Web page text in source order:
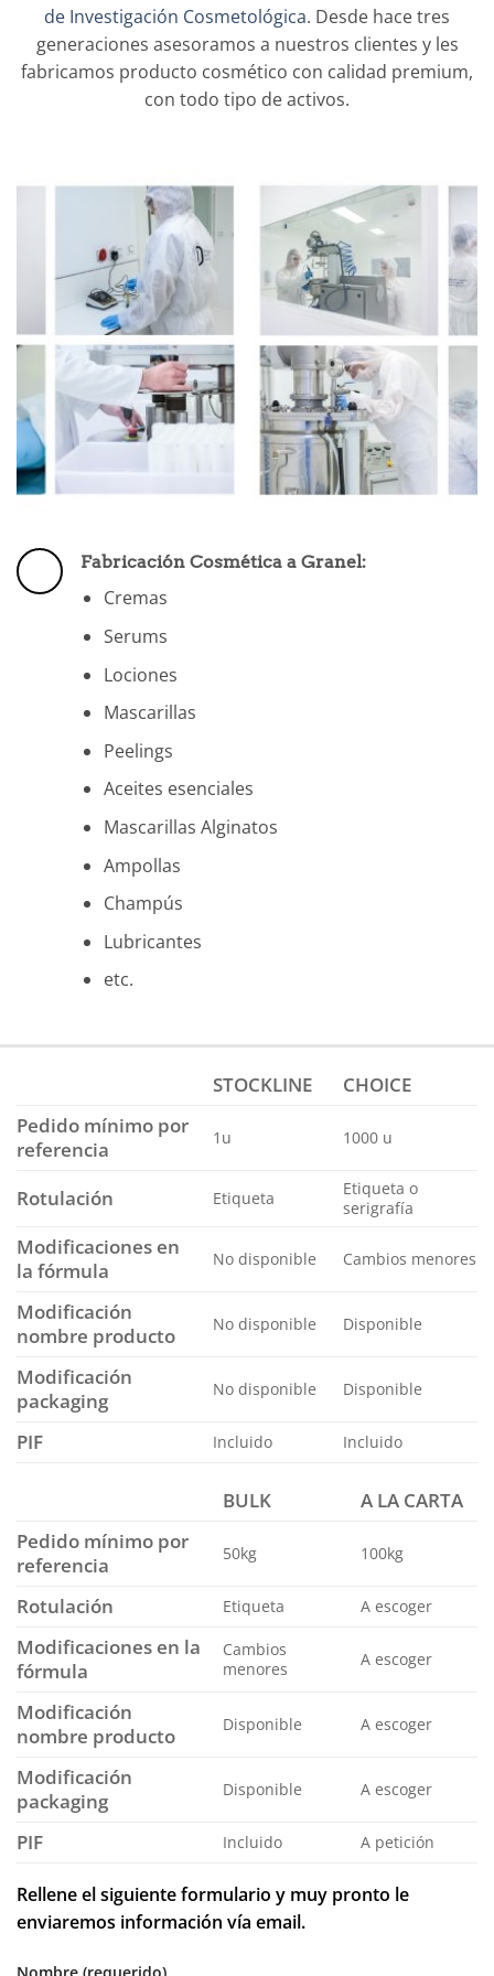
de Investigación Cosmetológica. Desde hace tres
generaciones asesoramos a nuestros clientes y les
fabricamos producto cosmético con calidad premium,
con todo tipo de activos.
Fabricación Cosmética a Granel:
Cremas
Serums
Lociones
Mascarillas
Peelings
Aceites esenciales
Mascarillas Alginatos
Ampollas
Champús
Lubricantes
etc.
STOCKLINE
CHOICE
Pedido mínimo por
referencia
1u 1000 u
Rotulación Etiqueta
Etiqueta o
serigrafía
Modificaciones en
la fórmula
No disponible Cambios menores
Modificación
nombre producto
No disponible Disponible
Modificación
packaging
No disponible Disponible
PIF Incluido Incluido
BULK
A LA CARTA
Pedido mínimo por
referencia
50kg 100kg
Rotulación Etiqueta A escoger
Modificaciones en la
fórmula
Cambios
menores
A escoger
Modificación
nombre producto
Disponible A escoger
Modificación
packaging
Disponible A escoger
PIF Incluido A petición
Rellene el siguiente formulario y muy pronto le
enviaremos información vía email.